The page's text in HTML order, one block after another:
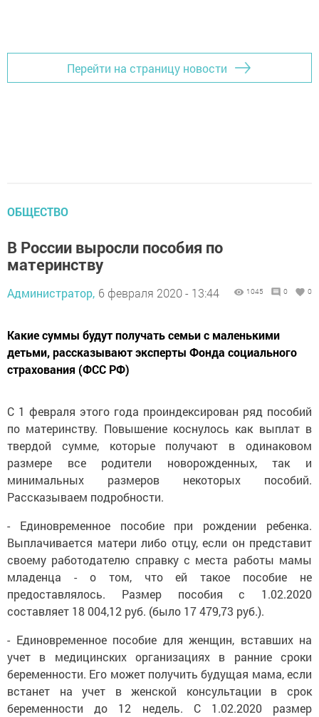
Перейти на страницу новости
ОБЩЕСТВО
В России выросли пособия по
материнству
Администратор, 6 февраля 2020 - 13:44 1045 0 0
Какие суммы будут получать семьи с маленькими
детьми, рассказывают эксперты Фонда социального
страхования (ФСС РФ)
С 1 февраля этого года проиндексирован ряд пособий
по материнству. Повышение коснулось как выплат в
твердой сумме, которые получают в одинаковом
размере все родители новорожденных, так и
минимальных размеров некоторых пособий.
Рассказываем подробности.
- Единовременное пособие при рождении ребенка.
Выплачивается матери либо отцу, если он представит
своему работодателю справку с места работы мамы
младенца - о том, что ей такое пособие не
предоставлялось. Размер пособия с 1.02.2020
составляет 18 004,12 руб. (было 17 479,73 руб.).
- Единовременное пособие для женщин, вставших на
учет в медицинских организациях в ранние сроки
беременности. Его может получить будущая мама, если
встанет на учет в женской консультации в срок
беременности до 12 недель. С 1.02.2020 размер